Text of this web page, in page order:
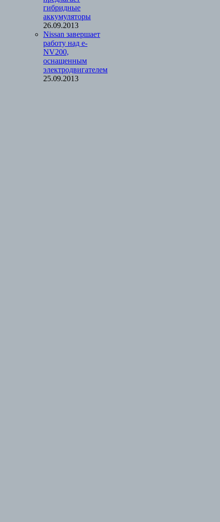
гибридные
аккумуляторы
26.09.2013
Nissan завершает
работу над e-
NV200,
оснащенным
электродвигателем
25.09.2013